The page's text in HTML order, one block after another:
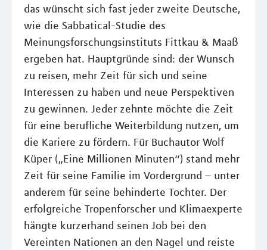
das wünscht sich fast jeder zweite Deutsche,
wie die Sabbatical-Studie des
Meinungsforschungsinstituts Fittkau & Maaß
ergeben hat. Hauptgründe sind: der Wunsch
zu reisen, mehr Zeit für sich und seine
Interessen zu haben und neue Perspektiven
zu gewinnen. Jeder zehnte möchte die Zeit
für eine berufliche Weiterbildung nutzen, um
die Kariere zu fördern. Für Buchautor Wolf
Küper („Eine Millionen Minuten“) stand mehr
Zeit für seine Familie im Vordergrund – unter
anderem für seine behinderte Tochter. Der
erfolgreiche Tropenforscher und Klimaexperte
hängte kurzerhand seinen Job bei den
Vereinten Nationen an den Nagel und reiste